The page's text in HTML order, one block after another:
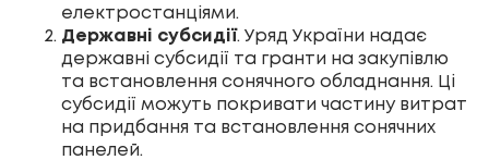
електростанціями.
Державні субсидії. Уряд України надає
державні субсидії та гранти на закупівлю
та встановлення сонячного обладнання. Ці
субсидії можуть покривати частину витрат
на придбання та встановлення сонячних
панелей.